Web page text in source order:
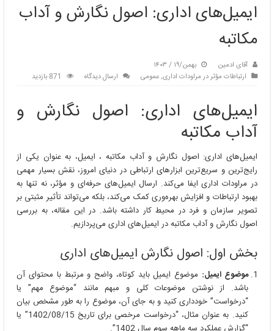
ایمیل‌های اداری: اصول نگارش و آداب
مکاتبه
آقای ادمین
بهمن/۱۹ / ۱۴۰۳
ارتباطات مؤثر در مراودات اداری,عمومی ارسال دیدگاه 871 بازدید
ایمیل‌های اداری: اصول نگارش و
آداب مکاتبه
ایمیل‌های اداری: اصول نگارش و آداب مکاتبه ، ایمیل، به عنوان یکی از
رایج‌ترین و سریع‌ترین ابزارهای ارتباطی در دنیای امروز، نقش بسیار مهمی
در مراودات اداری ایفا می‌کند. ارسال ایمیل‌های حرفه‌ای و مؤثر، نه تنها به
بهبود ارتباطات و افزایش بهره‌وری کمک می‌کند، بلکه می‌تواند تأثیر مثبتی بر
تصویر سازمان و فرد در محیط کار داشته باشد. در این مقاله، به بررسی
اصول نگارش و آداب مکاتبه در ایمیل‌های اداری می‌پردازیم.
بخش اول: اصول نگارش ایمیل‌های اداری
موضوع ایمیل: موضوع ایمیل باید کوتاه، واضح و مرتبط با محتوای آن
باشد. از نوشتن موضوعات کلی و مبهم مانند “موضوع مهم” یا
“درخواست” خودداری کنید و به جای آن، موضوع را به طور مشخص بیان
کنید. به عنوان مثال، “درخواست مرخصی برای تاریخ 1402/08/15” یا